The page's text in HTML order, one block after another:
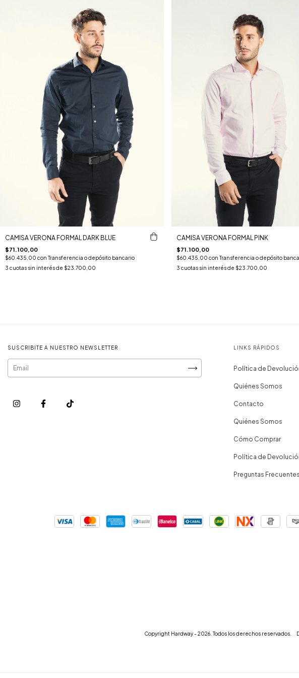
CAMISA VERONA FORMAL DARK BLUE
$71.100,00
$60.435,00 con Transferencia o depósito bancario
3 cuotas sin interés de $23.700,00
CAMISA VERONA FORMAL PINK
$71.100,00
$60.435,00 con Transferencia o depósito
3 cuotas sin interés de $23.700,00
SUSCRIBITE A NUESTRO NEWSLETTER LINKS RÁPIDOS
Política de
Quiénes Somos
Contacto
Quiénes Somos
Cómo Comprar
Política de
Preguntas Frecuentes
Copyright Hardway - 2026. Todos los derechos reservados.